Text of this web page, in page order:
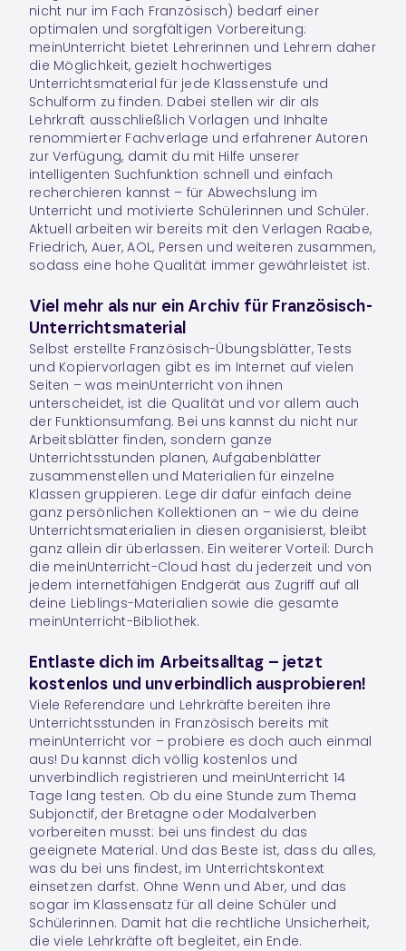
nicht nur im Fach Französisch) bedarf einer
optimalen und sorgfältigen Vorbereitung:
meinUnterricht bietet Lehrerinnen und Lehrern daher
die Möglichkeit, gezielt hochwertiges
Unterrichtsmaterial für jede Klassenstufe und
Schulform zu finden. Dabei stellen wir dir als
Lehrkraft ausschließlich Vorlagen und Inhalte
renommierter Fachverlage und erfahrener Autoren
zur Verfügung, damit du mit Hilfe unserer
intelligenten Suchfunktion schnell und einfach
recherchieren kannst – für Abwechslung im
Unterricht und motivierte Schülerinnen und Schüler.
Aktuell arbeiten wir bereits mit den Verlagen Raabe,
Friedrich, Auer, AOL, Persen und weiteren zusammen,
sodass eine hohe Qualität immer gewährleistet ist.
Viel mehr als nur ein Archiv für Französisch-
Unterrichtsmaterial
Selbst erstellte Französisch-Übungsblätter, Tests
und Kopiervorlagen gibt es im Internet auf vielen
Seiten – was meinUnterricht von ihnen
unterscheidet, ist die Qualität und vor allem auch
der Funktionsumfang. Bei uns kannst du nicht nur
Arbeitsblätter finden, sondern ganze
Unterrichtsstunden planen, Aufgabenblätter
zusammenstellen und Materialien für einzelne
Klassen gruppieren. Lege dir dafür einfach deine
ganz persönlichen Kollektionen an – wie du deine
Unterrichtsmaterialien in diesen organisierst, bleibt
ganz allein dir überlassen. Ein weiterer Vorteil: Durch
die meinUnterricht-Cloud hast du jederzeit und von
jedem internetfähigen Endgerät aus Zugriff auf all
deine Lieblings-Materialien sowie die gesamte
meinUnterricht-Bibliothek.
Entlaste dich im Arbeitsalltag – jetzt
kostenlos und unverbindlich ausprobieren!
Viele Referendare und Lehrkräfte bereiten ihre
Unterrichtsstunden in Französisch bereits mit
meinUnterricht vor – probiere es doch auch einmal
aus! Du kannst dich völlig kostenlos und
unverbindlich registrieren und meinUnterricht 14
Tage lang testen. Ob du eine Stunde zum Thema
Subjonctif, der Bretagne oder Modalverben
vorbereiten musst: bei uns findest du das
geeignete Material. Und das Beste ist, dass du alles,
was du bei uns findest, im Unterrichtskontext
einsetzen darfst. Ohne Wenn und Aber, und das
sogar im Klassensatz für all deine Schüler und
Schülerinnen. Damit hat die rechtliche Unsicherheit,
die viele Lehrkräfte oft begleitet, ein Ende.